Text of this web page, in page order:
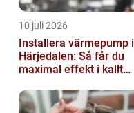
10 juli 2026
Installera värmepump i
Härjedalen: Så får du
maximal effekt i kallt